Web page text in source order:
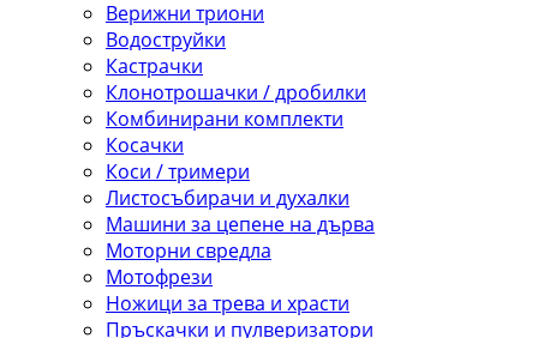
Верижни триони
Водоструйки
Кастрачки
Клонотрошачки / дробилки
Комбинирани комплекти
Косачки
Коси / тримери
Листосъбирачи и духалки
Машини за цепене на дърва
Моторни свредла
Мотофрези
Ножици за трева и храсти
Пръскачки и пулверизатори